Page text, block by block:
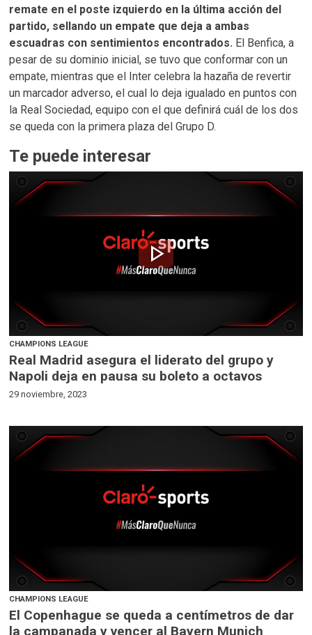
remate en el poste izquierdo en la última acción del
partido, sellando un empate que deja a ambas
escuadras con sentimientos encontrados. El Benfica, a
pesar de su dominio inicial, se tuvo que conformar con un
empate, mientras que el Inter celebra la hazaña de revertir
un marcador adverso, el cual lo deja igualado en puntos con
la Real Sociedad, equipo con el que definirá cuál de los dos
se queda con la primera plaza del Grupo D.
Te puede interesar
play_arrow
CHAMPIONS LEAGUE
Real Madrid asegura el liderato del grupo y
Napoli deja en pausa su boleto a octavos
29 noviembre, 2023
CHAMPIONS LEAGUE
El Copenhague se queda a centímetros de dar
la campanada y vencer al Bayern Munich